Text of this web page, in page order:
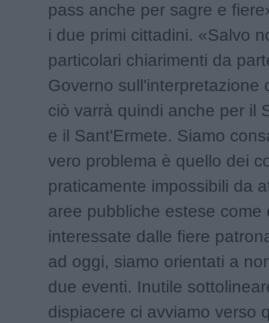
pass anche per sagre e
i due primi cittadini. «Salvo
particolari chiarimenti da
Governo sull'interpretazione
ciò varrà quindi anche per il
e il Sant'Ermete. Siamo
vero problema è quello dei
praticamente impossibili da
aree pubbliche estese come
interessate dalle fiere
ad oggi, siamo orientati a
due eventi. Inutile
dispiacere ci avviamo verso